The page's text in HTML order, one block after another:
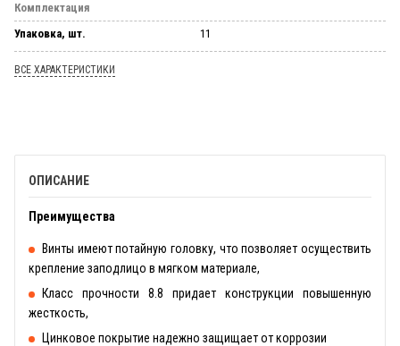
Комплектация
Упаковка, шт.
11
ВСЕ ХАРАКТЕРИСТИКИ
ОПИСАНИЕ
Преимущества
Винты имеют потайную головку, что позволяет осуществить
крепление заподлицо в мягком материале,
Класс прочности 8.8 придает конструкции повышенную
жесткость,
Цинковое покрытие надежно защищает от коррозии